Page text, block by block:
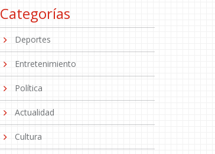
Categorías
Deportes
Entretenimiento
Política
Actualidad
Cultura